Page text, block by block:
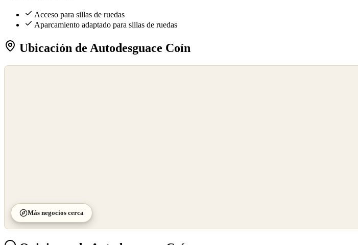
Acceso para sillas de ruedas
Aparcamiento adaptado para sillas de ruedas
Ubicación de Autodesguace Coín
Más negocios cerca